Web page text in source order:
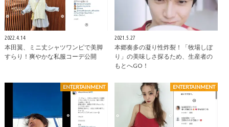
2022.4.14
本田翼、ミニ丈シャツワンピで美脚
すらり！爽やかな私服コーデ公開
2021.5.27
本郷奏多の凝り性炸裂！「牧場しぼ
り」の美味しさ探るため、生産者の
もとへGO！
ENTERTAINMENT ENTERTAINMENT